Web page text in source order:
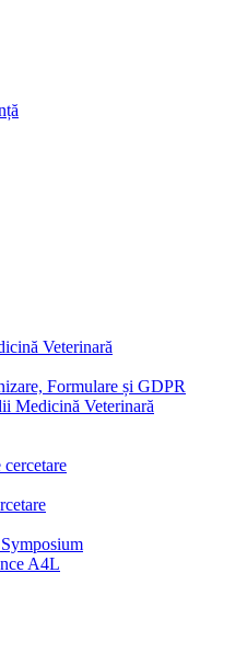
Veterinară
Formulare și GDPR
Medicină Veterinară
A4L